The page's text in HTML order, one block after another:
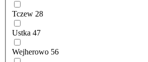
Tczew 28
Ustka 47
Wejherowo 56